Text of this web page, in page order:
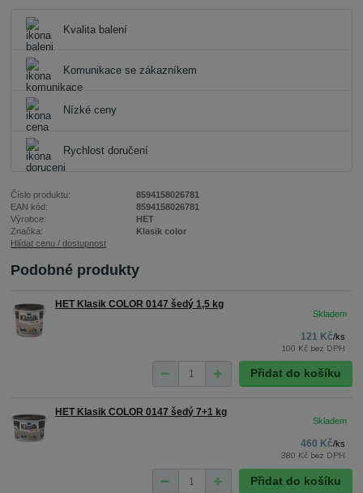
Kvalita balení
Komunikace se zákazníkem
Nízké ceny
Rychlost doručení
Číslo produktu:
8594158026781
EAN kód:
8594158026781
Výrobce:
HET
Značka:
Klasik color
Hlídat cenu / dostupnost
Podobné produkty
HET Klasik COLOR 0147 šedý 1,5 kg
121 Kč/ks
100 Kč bez DPH
Přidat do košíku
HET Klasik COLOR 0147 šedý 7+1 kg
460 Kč/ks
380 Kč bez DPH
Přidat do košíku